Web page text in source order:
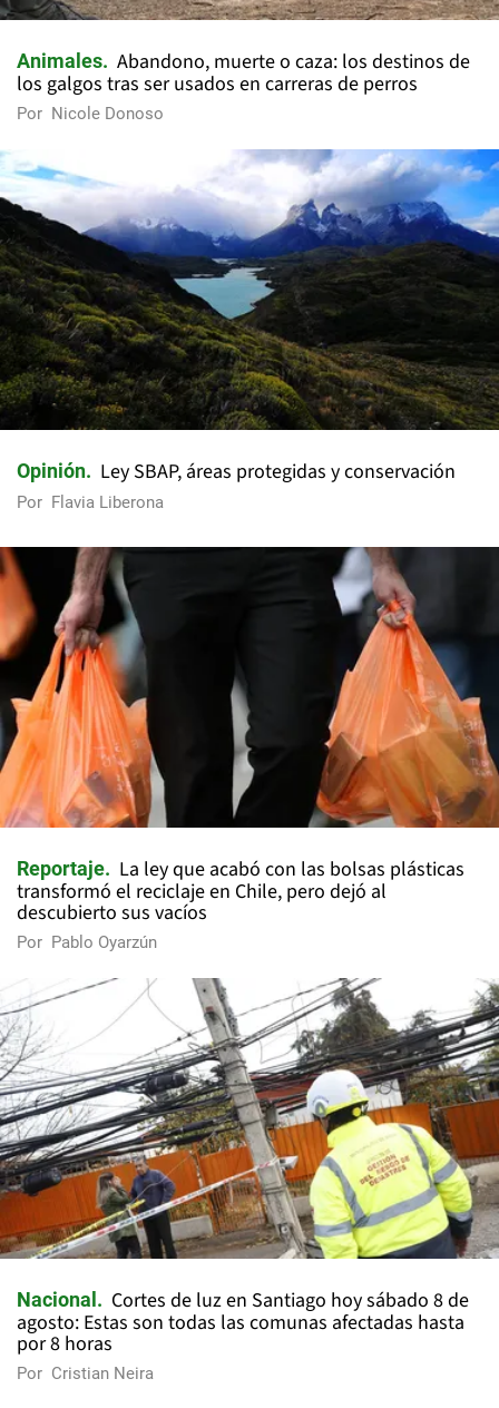
Animales
Abandono, muerte o caza: los destinos de
los galgos tras ser usados en carreras de perros
Por Nicole Donoso
Opinión Ley SBAP, áreas protegidas y conservación
Por Flavia Liberona
Reportaje
La ley que acabó con las bolsas plásticas
transformó el reciclaje en Chile, pero dejó al
descubierto sus vacíos
Por Pablo Oyarzún
Nacional
Cortes de luz en Santiago hoy sábado 8 de
agosto: Estas son todas las comunas afectadas hasta
por 8 horas
Por Cristian Neira